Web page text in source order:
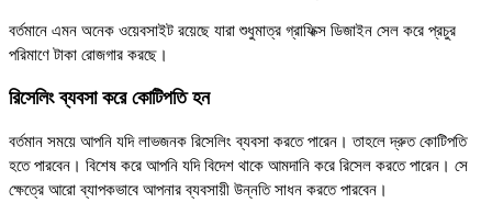
বর্তমানে এমন অনেক ওয়েবসাইট রয়েছে যারা শুধুমাত্র গ্রাফিক্স ডিজাইন সেল করে প্রচুর
পরিমাণে টাকা রোজগার করছে।
রিসেলিং ব্যবসা করে কোটিপতি হন
বর্তমান সময়ে আপনি যদি লাভজনক রিসেলিং ব্যবসা করতে পারেন। তাহলে দ্রুত কোটিপতি
হতে পারবেন। বিশেষ করে আপনি যদি বিদেশ থাকে আমদানি করে রিসেল করতে পারেন। সে
ক্ষেত্রে আরো ব্যাপকভাবে আপনার ব্যবসায়ী উন্নতি সাধন করতে পারবেন।